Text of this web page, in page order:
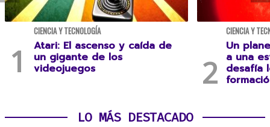
CIENCIA Y TECNOLOGÍA
Atari: El ascenso y caída de
un gigante de los
videojuegos
CIENCIA Y
Un
a una
desafía
LO MÁS DESTACADO